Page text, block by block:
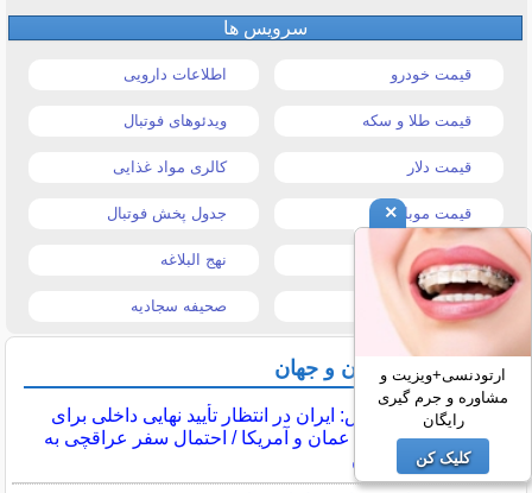
سرویس ها
قیمت خودرو اطلاعات دارویی
قیمت طلا و سکه ویدئوهای فوتبال
قیمت دلار کالری مواد غذایی
قیمت موبایل جدول پخش فوتبال
قیمت تبلت نهج البلاغه
تیتر روزنامه ها صحیفه سجادیه
آخرین اخبار ایران و جهان
اکسیوس: ایران در انتظار تأیید نهایی داخلی برای
توافق با عمان و آمریکا / احتمال سفر عراقچی به
پاکستان
×
ارتودنسی+ویزیت و
مشاوره و جرم گیری
رایگان
کلیک کن